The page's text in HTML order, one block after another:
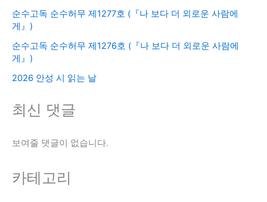
순수고독 순수허무 제1277호 (『나 보다 더 외로운 사람에
게』)
순수고독 순수허무 제1276호 (『나 보다 더 외로운 사람에
게』)
2026 안성 시 읽는 날
최신 댓글
보여줄 댓글이 없습니다.
카테고리